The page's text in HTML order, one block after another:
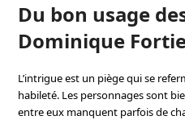
Du bon usage
Dominique
L’intrigue est un piège qui se
habileté. Les personnages sont
entre eux manquent parfois de